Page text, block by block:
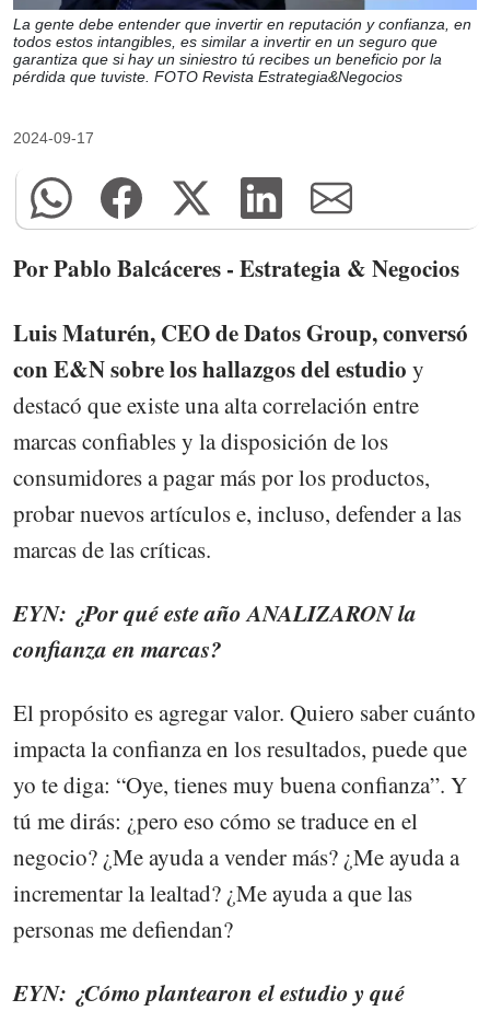
La gente debe entender que invertir en reputación y confianza, en
todos estos intangibles, es similar a invertir en un seguro que
garantiza que si hay un siniestro tú recibes un beneficio por la
pérdida que tuviste. FOTO Revista Estrategia&Negocios
2024-09-17
Por Pablo Balcáceres - Estrategia & Negocios
Luis Maturén, CEO de Datos Group, conversó
con E&N sobre los hallazgos del estudio y
destacó que existe una alta correlación entre
marcas confiables y la disposición de los
consumidores a pagar más por los productos,
probar nuevos artículos e, incluso, defender a las
marcas de las críticas.
EYN: ¿Por qué este año ANALIZARON la
confianza en marcas?
El propósito es agregar valor. Quiero saber cuánto
impacta la confianza en los resultados, puede que
yo te diga: “Oye, tienes muy buena confianza”. Y
tú me dirás: ¿pero eso cómo se traduce en el
negocio? ¿Me ayuda a vender más? ¿Me ayuda a
incrementar la lealtad? ¿Me ayuda a que las
personas me defiendan?
EYN: ¿Cómo plantearon el estudio y qué